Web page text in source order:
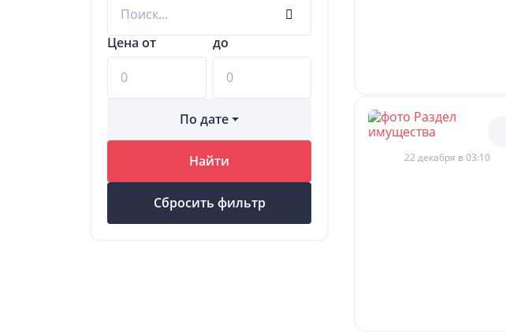
Цена от до
По дате
Найти
Сбросить фильтр
22 декабря в 03:10